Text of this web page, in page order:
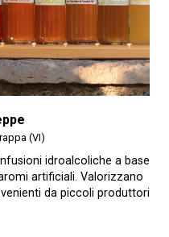
(VI)
idroalcoliche a base
artificiali. Valorizzano
da piccoli produttori